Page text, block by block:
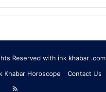
Reserved with ink khabar .com
Khabar Horoscope Contact Us